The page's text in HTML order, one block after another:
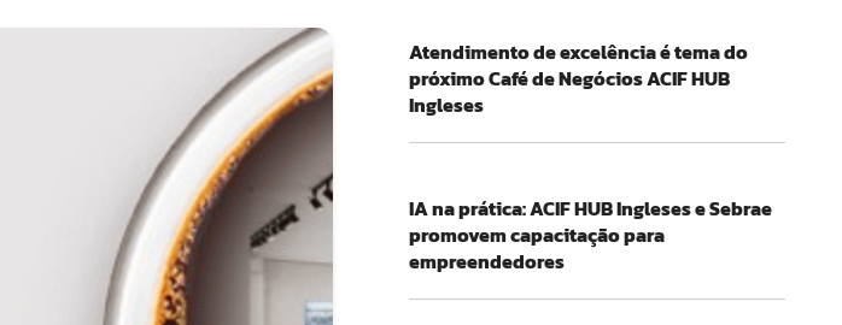
Atendimento de excelência é tema do
próximo Café de Negócios ACIF HUB
Ingleses
IA na prática: ACIF HUB Ingleses e Sebrae
promovem capacitação para
empreendedores